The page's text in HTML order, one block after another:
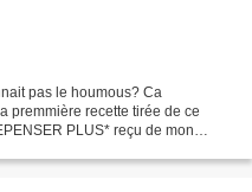
pas le houmous? Ca
premmière recette tirée de ce
PLUS* reçu de mon